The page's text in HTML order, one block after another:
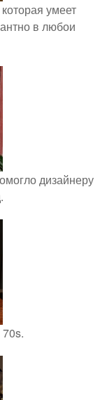
умеет
в любои
дизайнеру